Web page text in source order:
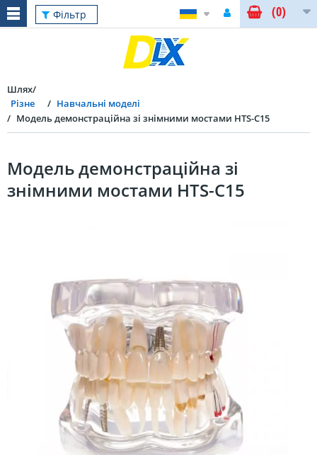
Фільтр (0)
Шлях
Різне
Навчальні моделі
Модель демонстраційна зі знімними мостами HTS-C15
Модель демонстраційна зі
знімними мостами HTS-C15